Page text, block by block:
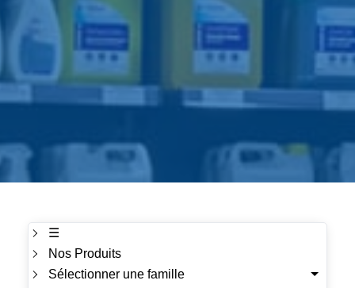
☰
Nos Produits
Sélectionner une famille